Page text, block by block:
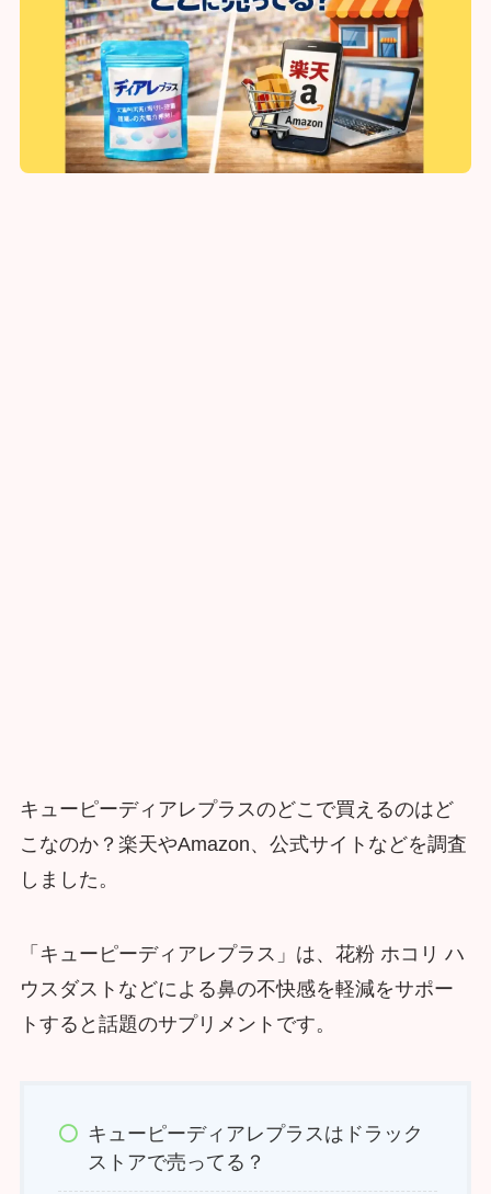
キューピーディアレプラスのどこで買えるのはど
こなのか？楽天やAmazon、公式サイトなどを調査
しました。
「キューピーディアレプラス」は、花粉 ホコリ ハ
ウスダストなどによる鼻の不快感を軽減をサポー
トすると話題のサプリメントです。
キューピーディアレプラスはドラック
ストアで売ってる？